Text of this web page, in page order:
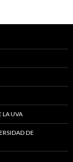
LA UVA
DE